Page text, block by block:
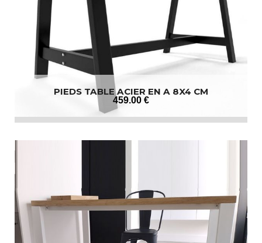
PIEDS TABLE ACIER EN A 8X4 CM
459.00 €